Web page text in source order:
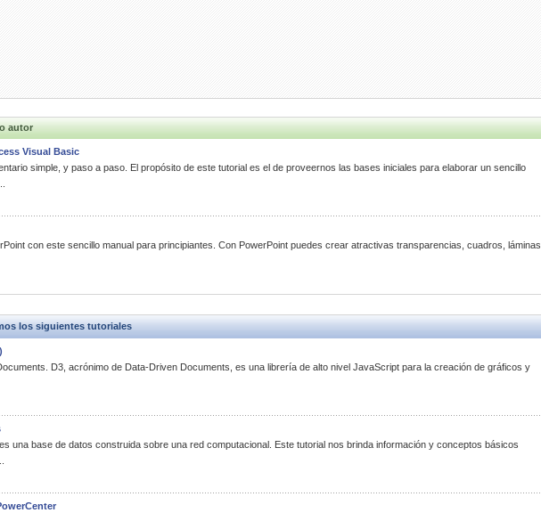
autor
Visual Basic
simple, y paso a paso. El propósito de este tutorial es el de proveernos las bases iniciales para elaborar un sencillo
con este sencillo manual para principiantes. Con PowerPoint puedes crear atractivas transparencias, cuadros, láminas,
los siguientes tutoriales
D3, acrónimo de Data-Driven Documents, es una librería de alto nivel JavaScript para la creación de gráficos y
una base de datos construida sobre una red computacional. Este tutorial nos brinda información y conceptos básicos